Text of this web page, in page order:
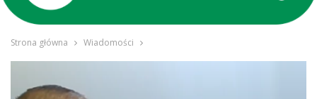
Strona główna Wiadomości